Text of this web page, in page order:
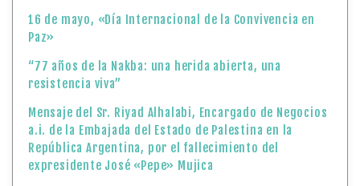
16 de mayo, «Día Internacional de la Convivencia en
Paz»
“77 años de la Nakba: una herida abierta, una
resistencia viva”
Mensaje del Sr. Riyad Alhalabi, Encargado de Negocios
a.i. de la Embajada del Estado de Palestina en la
República Argentina, por el fallecimiento del
expresidente José «Pepe» Mujica